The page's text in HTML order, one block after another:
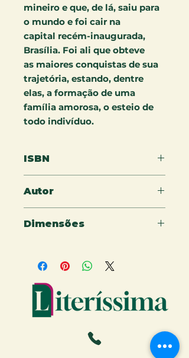
mineiro e que, de lá, saiu para
o mundo e foi cair na
capital recém-inaugurada,
Brasília. Foi ali que obteve
as maiores conquistas de sua
trajetória, estando, dentre
elas, a formação de uma
família amorosa, o esteio de
todo indivíduo.
ISBN
Autor
Dimensões